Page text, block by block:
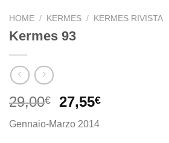
HOME / KERMES / KERMES RIVISTA
Kermes 93
29,00€
Il
originale
27,55€Il
Gennaio-Marzo 2014